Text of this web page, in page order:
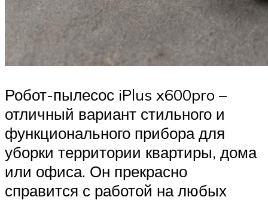
Робот-пылесос iPlus x600pro –
отличный вариант стильного и
функционального прибора для
уборки территории квартиры, дома
или офиса. Он прекрасно
справится с работой на любых